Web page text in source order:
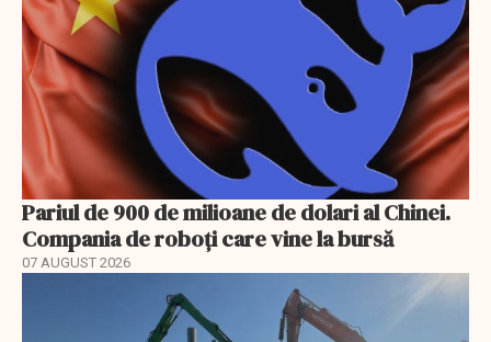
Pariul de 900 de milioane de dolari al Chinei.
Compania de roboți care vine la bursă
07 AUGUST 2026